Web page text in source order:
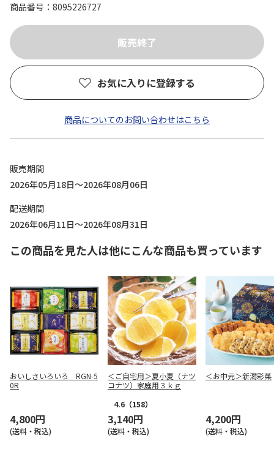
商品番号
8095226727
お気に入りに登録する
商品についてのお問い合わせはこちら
販売期間
2026年05月18日～2026年08月06日
配送期間
2026年06月11日～2026年08月31日
この商品を見た人は他にこんな商品も買っています
おいしさいろいろ RGN-5
0R
4,800円
(送料・税込)
＜ご自宅用＞夏小夏（ナツ
コナツ）家庭用３ｋｇ
4.6 （158）
3,140円
(送料・税込)
＜お中元＞新潟彩菓
4,200円
(送料・税込)